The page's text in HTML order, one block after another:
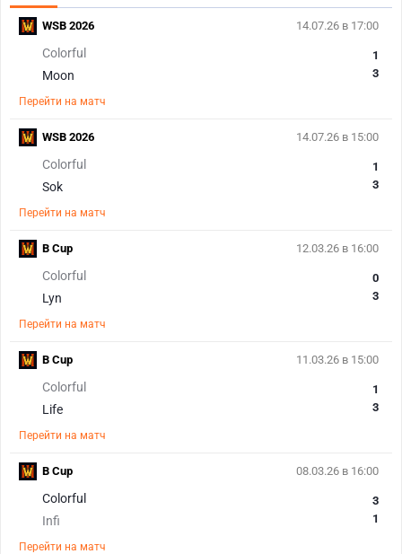
14.07.26 в 17:00
Colorful
Moon
1
3
Перейти на матч
WSB 2026
14.07.26 в 15:00
Colorful
Sok
1
3
Перейти на матч
WSB 2026
12.03.26 в 16:00
Colorful
Lyn
0
3
Перейти на матч
B Cup
11.03.26 в 15:00
Colorful
Life
1
3
Перейти на матч
B Cup
08.03.26 в 16:00
Colorful
Infi
3
1
Перейти на матч
B Cup